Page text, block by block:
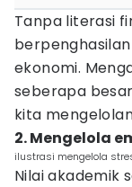
Tanpa literasi
ekonomi.
seberapa
kita
2. Mengelola
ilustrasi mengelola
Nilai akademik